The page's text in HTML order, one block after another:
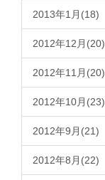
2013年1月(18)
2012年12月(20)
2012年11月(20)
2012年10月(23)
2012年9月(21)
2012年8月(22)